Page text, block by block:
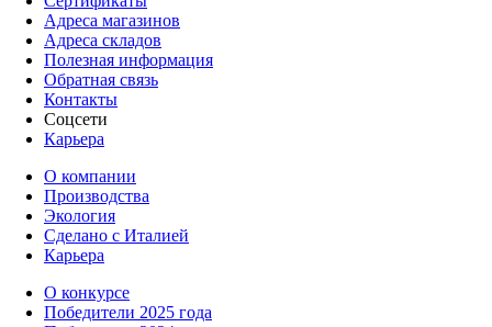
Адреса магазинов
Адреса складов
Полезная информация
Обратная связь
Контакты
Соцсети
Карьера
О компании
Производства
Экология
Сделано с Италией
Карьера
О конкурсе
Победители 2025 года